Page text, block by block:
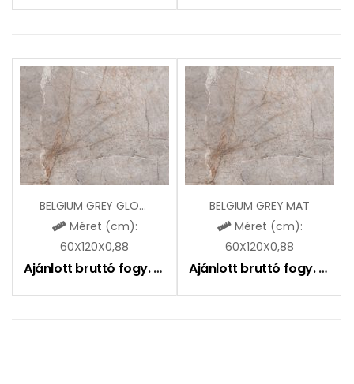
BELGIUM GREY GLOSSY
Méret (cm):
60X120X0,88
Ajánlott bruttó fogy. ár: 9490Ft
BELGIUM GREY MAT
Méret (cm):
60X120X0,88
Ajánlott bruttó fogy. ár: